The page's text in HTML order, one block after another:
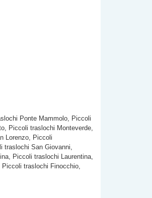
Ponte Mammolo, Piccoli
Piccoli traslochi Monteverde,
Lorenzo, Piccoli
traslochi San Giovanni,
Piccoli traslochi Laurentina,
traslochi Finocchio,